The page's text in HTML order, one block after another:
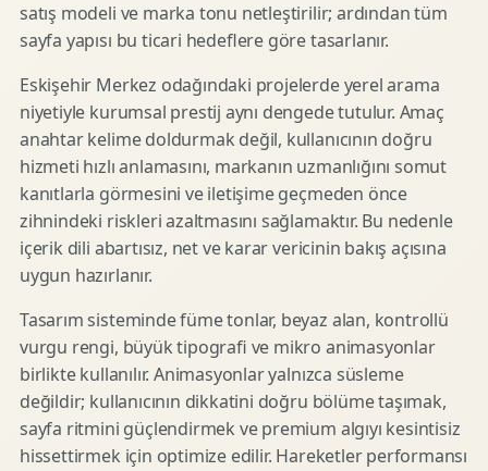
satış modeli ve marka tonu netleştirilir; ardından tüm
sayfa yapısı bu ticari hedeflere göre tasarlanır.
Eskişehir Merkez odağındaki projelerde yerel arama
niyetiyle kurumsal prestij aynı dengede tutulur. Amaç
anahtar kelime doldurmak değil, kullanıcının doğru
hizmeti hızlı anlamasını, markanın uzmanlığını somut
kanıtlarla görmesini ve iletişime geçmeden önce
zihnindeki riskleri azaltmasını sağlamaktır. Bu nedenle
içerik dili abartısız, net ve karar vericinin bakış açısına
uygun hazırlanır.
Tasarım sisteminde füme tonlar, beyaz alan, kontrollü
vurgu rengi, büyük tipografi ve mikro animasyonlar
birlikte kullanılır. Animasyonlar yalnızca süsleme
değildir; kullanıcının dikkatini doğru bölüme taşımak,
sayfa ritmini güçlendirmek ve premium algıyı kesintisiz
hissettirmek için optimize edilir. Hareketler performansı